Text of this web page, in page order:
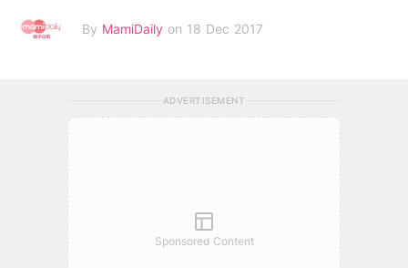
By MamiDaily on 18 Dec 2017
ADVERTISEMENT
Sponsored Content